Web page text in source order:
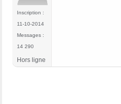
Inscription :
11-10-2014
Messages :
14 290
Hors ligne